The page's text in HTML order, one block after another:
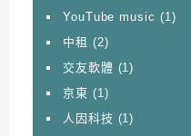
YouTube music (1)
中租 (2)
交友軟體 (1)
京東 (1)
人因科技 (1)